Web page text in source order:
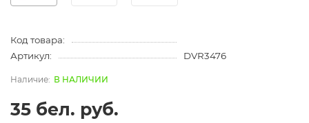
Код товара:
Артикул:
DVR3476
В НАЛИЧИИ
35 бел. руб.